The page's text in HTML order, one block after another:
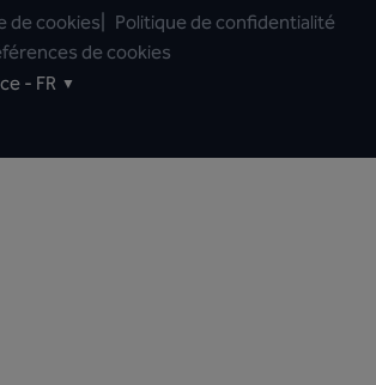
de cookies
Politique de confidentialité
de cookies
- FR ▼